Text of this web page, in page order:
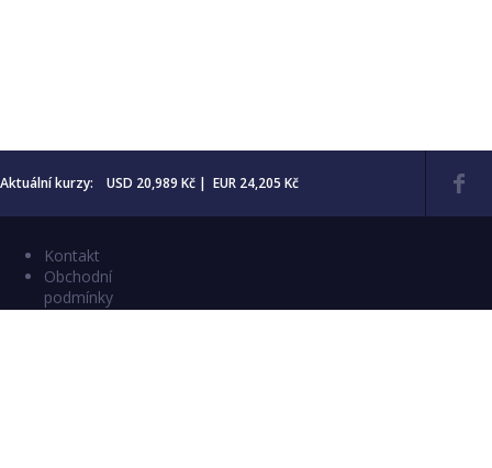
Aktuální kurzy: USD 20,989 Kč | EUR 24,205 Kč
Kontakt
Obchodní
podmínky